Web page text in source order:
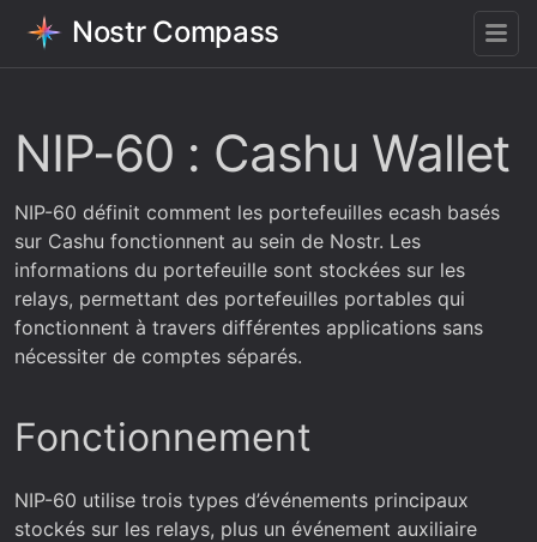
Nostr Compass
NIP-60 : Cashu Wallet
NIP-60 définit comment les portefeuilles ecash basés
sur Cashu fonctionnent au sein de Nostr. Les
informations du portefeuille sont stockées sur les
relays, permettant des portefeuilles portables qui
fonctionnent à travers différentes applications sans
nécessiter de comptes séparés.
Fonctionnement
NIP-60 utilise trois types d’événements principaux
stockés sur les relays, plus un événement auxiliaire